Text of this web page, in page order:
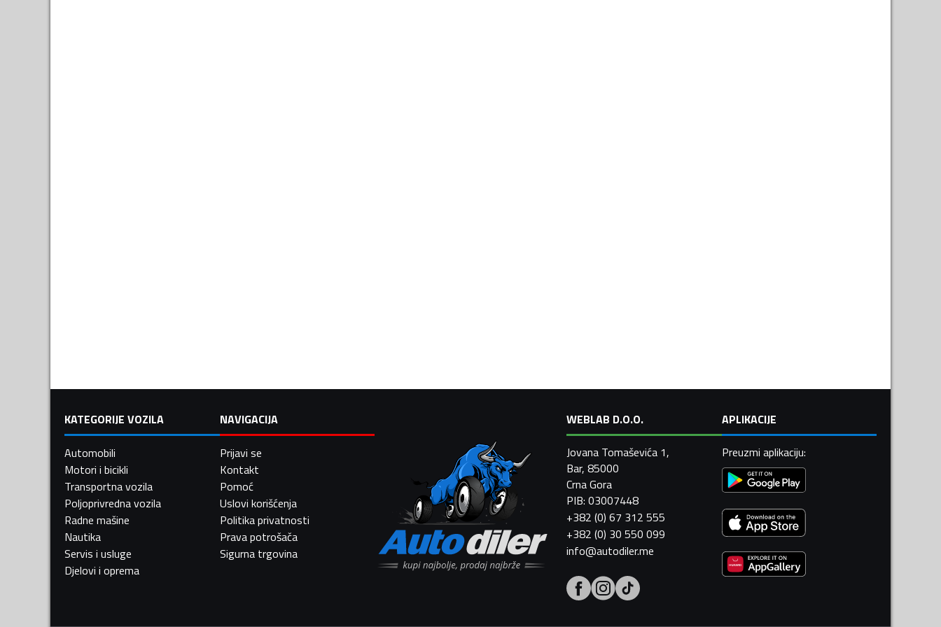
KATEGORIJE VOZILA
Automobili
Motori i bicikli
Transportna vozila
Poljoprivredna vozila
Radne mašine
Nautika
Servis i usluge
Djelovi i oprema
NAVIGACIJA
Prijavi se
Kontakt
Pomoć
Uslovi korišćenja
Politika privatnosti
Prava potrošača
Sigurna trgovina
WEBLAB D.O.O.
Jovana Tomaševića 1,
Bar, 85000
Crna Gora
PIB: 03007448
+382 (0) 67 312 555
+382 (0) 30 550 099
info@autodiler.me
APLIKACIJE
Preuzmi aplikaciju: